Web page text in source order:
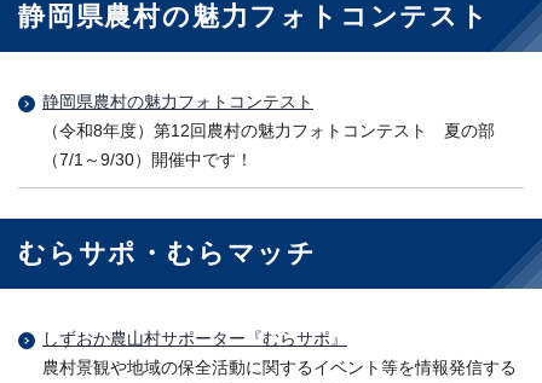
静岡県農村の魅力フォトコンテスト
静岡県農村の魅力フォトコンテスト
（令和8年度）第12回農村の魅力フォトコンテスト 夏の部
（7/1～9/30）開催中です！
むらサポ・むらマッチ
しずおか農山村サポーター『むらサポ』
農村景観や地域の保全活動に関するイベント等を情報発信する